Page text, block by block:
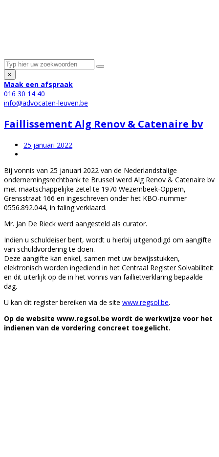
×
Maak een afspraak
016 30 14 40
info@advocaten-leuven.be
Faillissement Alg Renov & Catenaire bv
25 januari 2022
Bij vonnis van 25 januari 2022 van de Nederlandstalige
ondernemingsrechtbank te Brussel werd Alg Renov & Catenaire bv
met maatschappelijke zetel te 1970 Wezembeek-Oppem,
Grensstraat 166 en ingeschreven onder het KBO-nummer
0556.892.044, in faling verklaard.
Mr. Jan De Rieck werd aangesteld als curator.
Indien u schuldeiser bent, wordt u hierbij uitgenodigd om aangifte
van schuldvordering te doen.
Deze aangifte kan enkel, samen met uw bewijsstukken,
elektronisch worden ingediend in het Centraal Register Solvabiliteit
en dit uiterlijk op de in het vonnis van faillietverklaring bepaalde
dag.
U kan dit register bereiken via de site www.regsol.be.
Op de website www.regsol.be wordt de werkwijze voor het
indienen van de vordering concreet toegelicht.